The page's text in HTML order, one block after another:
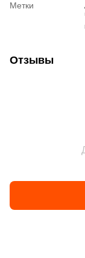
Метки
Отзывы